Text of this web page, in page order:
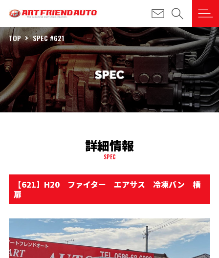
TOP SPEC #621
詳細情報
SPEC
【621】H20 ファイター エアサス 冷凍バン 横
扉